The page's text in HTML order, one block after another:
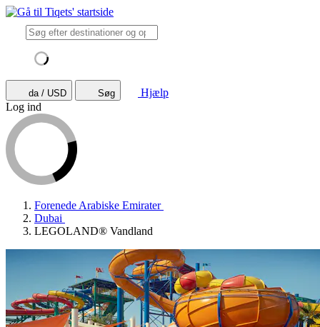
da / USD Søg
Hjælp
Log ind
Forenede Arabiske Emirater
Dubai
LEGOLAND® Vandland